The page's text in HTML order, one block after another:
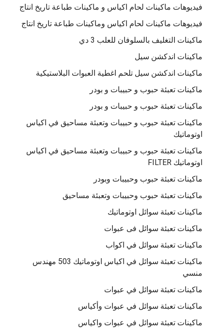
فيديوهات ماكينات لحام اكياس و ماكينات طباعة تاريخ انتاج
فيديوهات ماكينات لحام اكياس وماكينات طباعة تاريخ انتاج
ماكينات التغليف بالسلوفان للعلب 3 دي
ماكينات اندكشن سيل
ماكينات اندكشن سيل تلحم اغطية العبوات البلاستيكية
ماكينات تعبئة حبوب و حبيبات و بودر
ماكينات تعبئة حبوب و حبيبات و بودر
ماكينات تعبئة حبوب و حبيبات وتعبئة مساحيق في اكياس
اوتوماتيك
ماكينات تعبئة حبوب و حبيبات وتعبئة مساحيق في اكياس
اوتوماتيك FILTER
ماكينات تعبئة حبوب وحبيبات وبودر
ماكينات تعبئة حبوب وحبيبات وتعبئة مساحيق
ماكينات تعبئة سوائل اوتوماتيك
ماكينات تعبئة سوائل فى عبوات
ماكينات تعبئة سوائل في اكواب
ماكينات تعبئة سوائل في اكياس اوتوماتيك 503 مهندس
منسي
ماكينات تعبئة سوائل في عبوات
ماكينات تعبئة سوائل في عبوات وأكياس
ماكينات تعبئة سوائل في عبوات واكياس